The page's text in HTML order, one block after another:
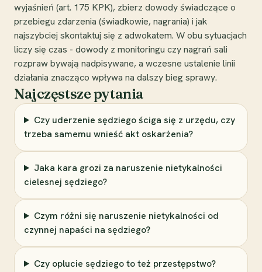
wyjaśnień (art. 175 KPK), zbierz dowody świadczące o
przebiegu zdarzenia (świadkowie, nagrania) i jak
najszybciej skontaktuj się z adwokatem. W obu sytuacjach
liczy się czas - dowody z monitoringu czy nagrań sali
rozpraw bywają nadpisywane, a wczesne ustalenie linii
działania znacząco wpływa na dalszy bieg sprawy.
Najczęstsze pytania
Czy uderzenie sędziego ściga się z urzędu, czy
trzeba samemu wnieść akt oskarżenia?
Jaka kara grozi za naruszenie nietykalności
cielesnej sędziego?
Czym różni się naruszenie nietykalności od
czynnej napaści na sędziego?
Czy oplucie sędziego to też przestępstwo?